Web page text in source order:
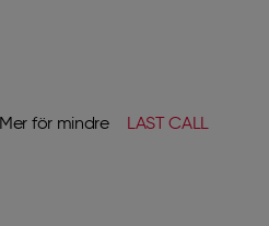
Mer för mindre LAST CALL